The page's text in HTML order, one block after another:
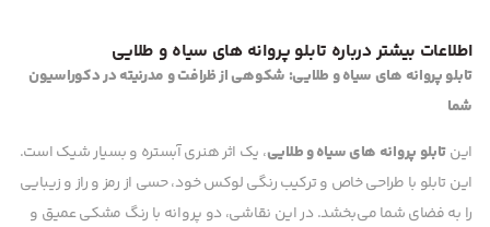
اطلاعات بیشتر درباره تابلو پروانه های سیاه و طلایی
تابلو پروانه های سیاه و طلایی: شکوهی از ظرافت و مدرنیته در دکوراسیون
شما
اینتابلو پروانه های سیاه و طلایی، یک اثر هنری آبستره و بسیار شیک است.
این تابلو با طراحی خاص و ترکیب رنگی لوکس خود، حسی از رمز و راز و زیبایی
را به فضای شما می‌بخشد. در این نقاشی، دو پروانه با رنگ مشکی عمیق و